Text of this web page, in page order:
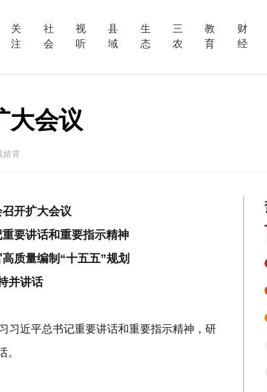
关
注
社
会
视
听
县
域
生
态
三
农
教
育
财
经
大会议
婧霄
开扩大会议
要讲话和重要指示精神
质量编制“十五五”规划
并讲话
习近平总书记重要讲话和重要指示精神，研
。